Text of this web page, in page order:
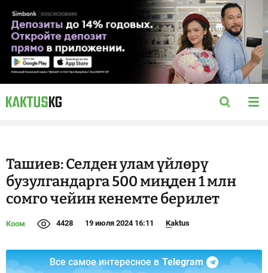
Ташиев: Селден улам үйлөрү
бузулгандарга 500 миңден 1 млн
сомго чейин кенемте берилет
Коом 4428 19 июля 2024 16:11 Kaktus
Все самое интересное в Telegram